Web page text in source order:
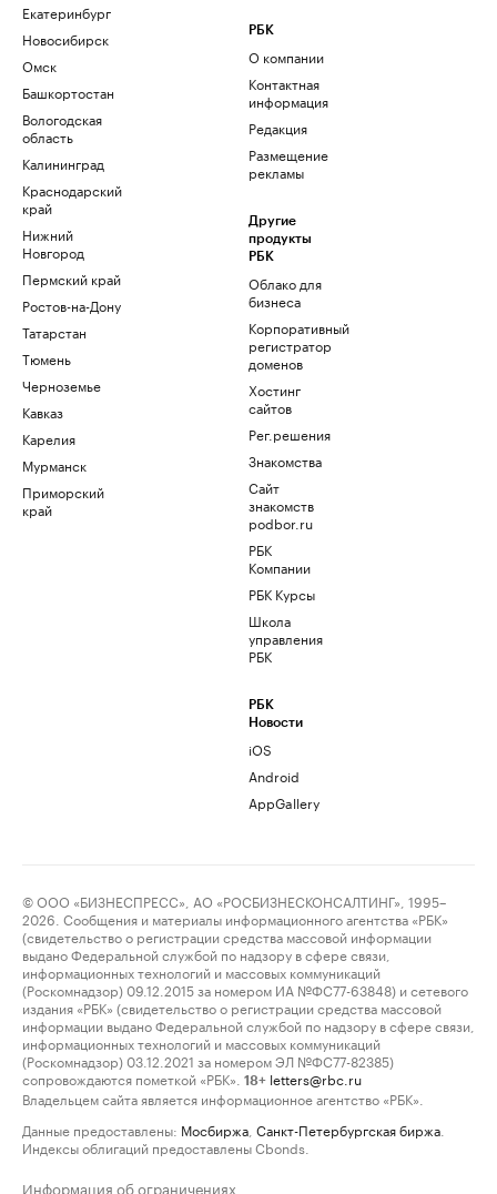
Екатеринбург
Новосибирск
Омск
Башкортостан
Вологодская
область
Калининград
Краснодарский
край
Нижний
Новгород
Пермский край
Ростов-на-Дону
Татарстан
Тюмень
Черноземье
Кавказ
Карелия
Мурманск
Приморский
край
РБК
О компании
Контактная
информация
Редакция
Размещение
рекламы
Другие
продукты
РБК
Облако для
бизнеса
Корпоративный
регистратор
доменов
Хостинг
сайтов
Рег.решения
Знакомства
Сайт
знакомств
podbor.ru
РБК
Компании
РБК Курсы
Школа
управления
РБК
РБК
Новости
iOS
Android
AppGallery
© ООО «БИЗНЕСПРЕСС», АО «РОСБИЗНЕСКОНСАЛТИНГ», 1995–
2026. Сообщения и материалы информационного агентства «РБК»
(свидетельство о регистрации средства массовой информации
выдано Федеральной службой по надзору в сфере связи,
информационных технологий и массовых коммуникаций
(Роскомнадзор) 09.12.2015 за номером ИА №ФС77-63848) и сетевого
издания «РБК» (свидетельство о регистрации средства массовой
информации выдано Федеральной службой по надзору в сфере связи,
информационных технологий и массовых коммуникаций
(Роскомнадзор) 03.12.2021 за номером ЭЛ №ФС77-82385)
сопровождаются пометкой «РБК».
18+ letters@rbc.ru
Владельцем сайта является информационное агентство «РБК».
Данные предоставлены: Мосбиржа Санкт-Петербургская биржа
Индексы облигаций предоставлены Cbonds.
Информация об ограничениях